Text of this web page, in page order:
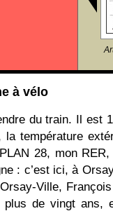
à vélo
du train. Il est
la température
28, mon
: c’est ici, à
Ville,
de vingt ans,